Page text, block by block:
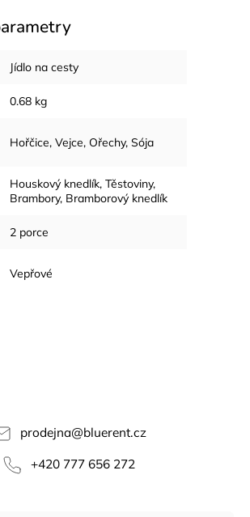
Jídlo na cesty
0.68 kg
Hořčice, Vejce, Ořechy, Sója
Houskový knedlík, Těstoviny,
Brambory, Bramborový knedlík
2 porce
Vepřové
prodejna@bluerent.cz
+420 777 656 272